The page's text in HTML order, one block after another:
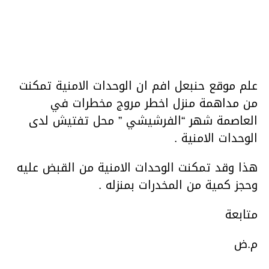
علم موقع حنبعل افم ان الوحدات الامنية تمكنت
من مداهمة منزل اخطر مروج مخطرات في
العاصمة شهر “الفرشيشي ” محل تفتيش لدى
الوحدات الامنية .
هذا وقد تمكنت الوحدات الامنية من القبض عليه
وحجز كمية من المخدرات بمنزله .
متابعة
م.ض